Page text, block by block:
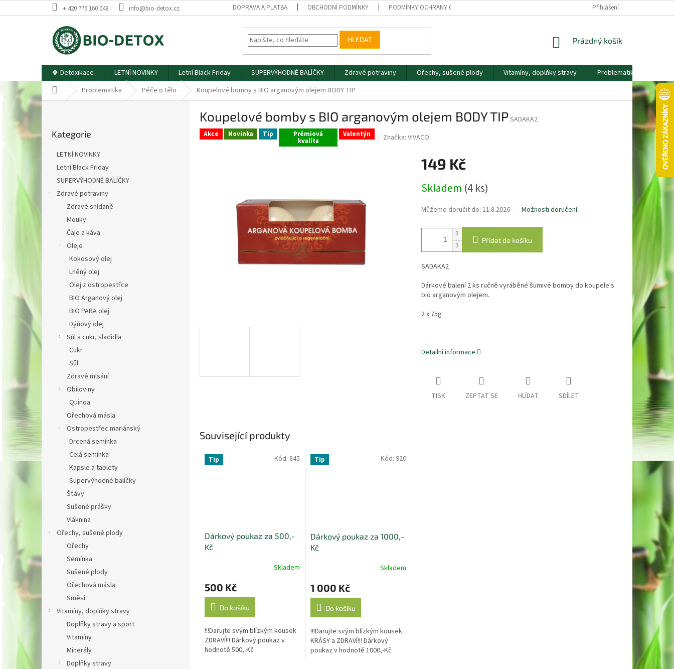
na
+ 420 775 160 048 info@bio-detox.cz DOPRAVA A PLATBA OBCHODNÍ PODMÍNKY PODMÍNKY OCHRANY OS. ÚDAJŮ VĚRNOSTNÍ PROGRAM
Přihlášení
HLEDAT
NÁKUPNÍ
Prázdný košík
🍀 Detoxikace LETNÍ NOVINKY Letní Black Friday SUPERVÝHODNÉ BALÍČKY Zdravé potraviny Ořechy, sušené plody Vitamíny, doplňky stravy Problematika
Domů Problematika Péče o tělo Koupelové bomby s BIO arganovým olejem BODY TIP
P
t
kategorie
Kategorie
LETNÍ NOVINKY
Letní Black Friday
SUPERVÝHODNÉ BALÍČKY
Zdravé potraviny
Zdravé snídaně
Mouky
Čaje a káva
Oleje
Kokosový olej
Lněný olej
Olej z ostropestřce
BIO Arganový olej
BIO PARA olej
Dýňový olej
Sůl a cukr, sladidla
Cukr
Sůl
Zdravé mlsání
Obiloviny
Quinoa
Ořechová másla
Ostropestřec mariánský
Drcená semínka
Celá semínka
Kapsle a tablety
Supervýhodné balíčky
Šťávy
Sušené prášky
Vláknina
Ořechy, sušené plody
Ořechy
Semínka
Sušené plody
Ořechová másla
Směsi
Vitamíny, doplňky stravy
Doplňky stravy a sport
Vitamíny
Minerály
Doplňky stravy
Koupelové bomby s BIO arganovým olejem BODY TIPSADAKA2
Akce Novinka Tip Prémiová
kvalita
Valentýn Značka: VIVACO
149 Kč
cena:
Skladem (4 ks)
Můžeme doručit do: 11.8.2026 Možnosti doručení
Přidat do košíku
SADAKA2
Dárkové balení 2 ks ručně vyráběné šumivé bomby do koupele s
bio arganovým olejem.
2 x 75g
Detailní informace
TISK ZEPTAT SE HLÍDAT SDÍLET
Související produkty
Tip
Dárkový poukaz za 500,-
Kč
Skladem
500 Kč
Do košíku
!!!Darujte svým blízkým kousek
ZDRAVÍ!!! Dárkový poukaz v
hodnotě 500,-Kč
Kód: 845 Tip
Dárkový poukaz za 1000,-
Kč
Skladem
1 000 Kč
Do košíku
!!!Darujte svým blízkým kousek
KRÁSY a ZDRAVÍ!!! Dárkový
poukaz v hodnotě 1000,-Kč
Kód: 920